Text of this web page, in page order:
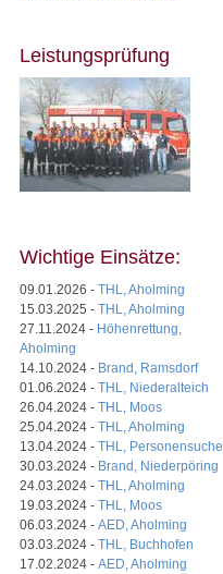
Leistungsprüfung
Wichtige Einsätze:
09.01.2026 - THL, Aholming
15.03.2025 - THL, Aholming
27.11.2024 - Höhenrettung,
Aholming
14.10.2024 - Brand, Ramsdorf
01.06.2024 - THL, Niederalteich
26.04.2024 - THL, Moos
25.04.2024 - THL, Aholming
13.04.2024 - THL, Personensuche
30.03.2024 - Brand, Niederpöring
24.03.2024 - THL, Aholming
19.03.2024 - THL, Moos
06.03.2024 - AED, Aholming
03.03.2024 - THL, Buchhofen
17.02.2024 - AED, Aholming